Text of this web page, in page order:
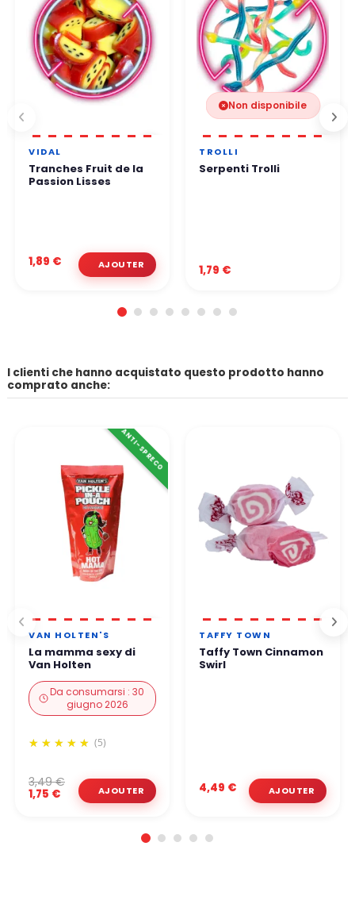
VIDAL
Tranches Fruit de la
Passion Lisses
1,89 €
Non disponibile
TROLLI
Serpenti Trolli
1,79 €
I clienti che hanno acquistato questo prodotto hanno
comprato anche:
ANTI-SPRECO
VAN HOLTEN'S
La mamma sexy di
Van Holten
Da consumarsi : 30
giugno 2026
(5)
1,75 €
3,49 €
TAFFY TOWN
Taffy Town Cinnamon
Swirl
4,49 €